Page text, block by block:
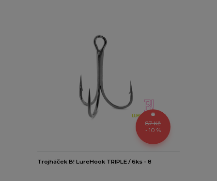
87 Kč
- 10 %
Trojháček B! LureHook TRIPLE / 6ks - 8